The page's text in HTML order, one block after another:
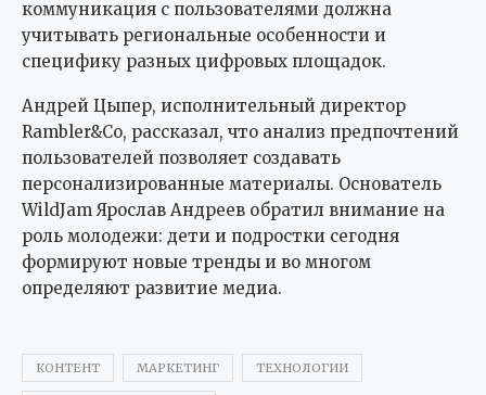
коммуникация с пользователями должна
учитывать региональные особенности и
специфику разных цифровых площадок.
Андрей Цыпер, исполнительный директор
Rambler&Co, рассказал, что анализ предпочтений
пользователей позволяет создавать
персонализированные материалы. Основатель
WildJam Ярослав Андреев обратил внимание на
роль молодежи: дети и подростки сегодня
формируют новые тренды и во многом
определяют развитие медиа.
КОНТЕНТ МАРКЕТИНГ ТЕХНОЛОГИИ